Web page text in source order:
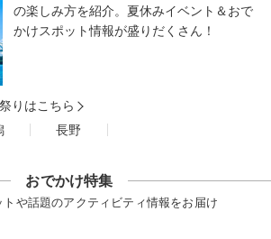
の楽しみ方を紹介。夏休みイベント＆おで
かけスポット情報が盛りだくさん！
りはこちら
長野
おでかけ特集
や話題のアクティビティ情報をお届け